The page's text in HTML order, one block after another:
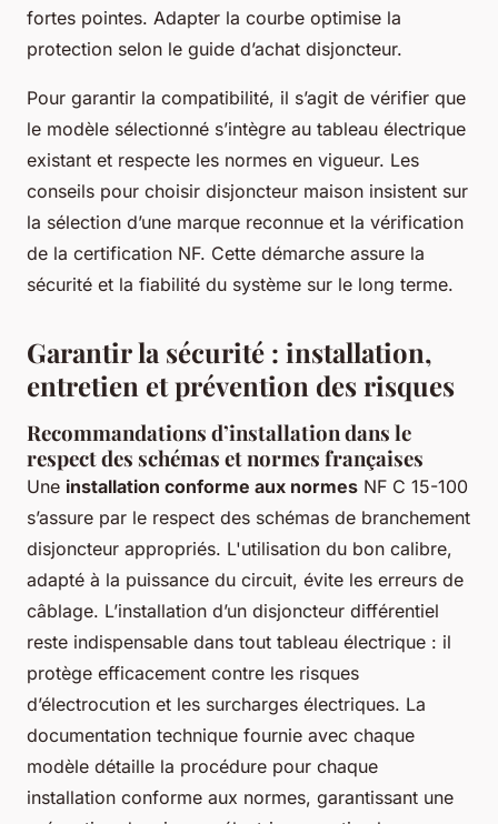
fortes pointes. Adapter la courbe optimise la
protection selon le guide d’achat disjoncteur.
Pour garantir la compatibilité, il s’agit de vérifier que
le modèle sélectionné s’intègre au tableau électrique
existant et respecte les normes en vigueur. Les
conseils pour choisir disjoncteur maison insistent sur
la sélection d’une marque reconnue et la vérification
de la certification NF. Cette démarche assure la
sécurité et la fiabilité du système sur le long terme.
Garantir la sécurité : installation,
entretien et prévention des risques
Recommandations d’installation dans le
respect des schémas et normes françaises
Une installation conforme aux normes NF C 15-100
s’assure par le respect des schémas de branchement
disjoncteur appropriés. L'utilisation du bon calibre,
adapté à la puissance du circuit, évite les erreurs de
câblage. L’installation d’un disjoncteur différentiel
reste indispensable dans tout tableau électrique : il
protège efficacement contre les risques
d’électrocution et les surcharges électriques. La
documentation technique fournie avec chaque
modèle détaille la procédure pour chaque
installation conforme aux normes, garantissant une